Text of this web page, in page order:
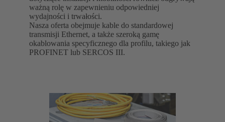
ważną rolę w zapewnieniu odpowiedniej
wydajności i trwałości.
Nasza oferta obejmuje kable do standardowej
transmisji Ethernet, a także szeroką gamę
okablowania specyficznego dla profilu, takiego jak
PROFINET lub SERCOS III.